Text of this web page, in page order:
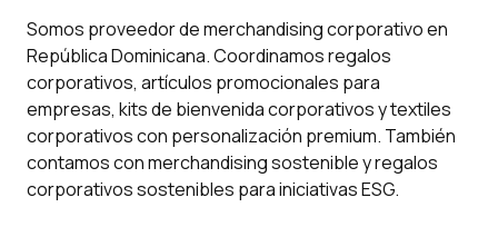
Somos proveedor de merchandising corporativo en
República Dominicana. Coordinamos regalos
corporativos, artículos promocionales para
empresas, kits de bienvenida corporativos y textiles
corporativos con personalización premium. También
contamos con merchandising sostenible y regalos
corporativos sostenibles para iniciativas ESG.